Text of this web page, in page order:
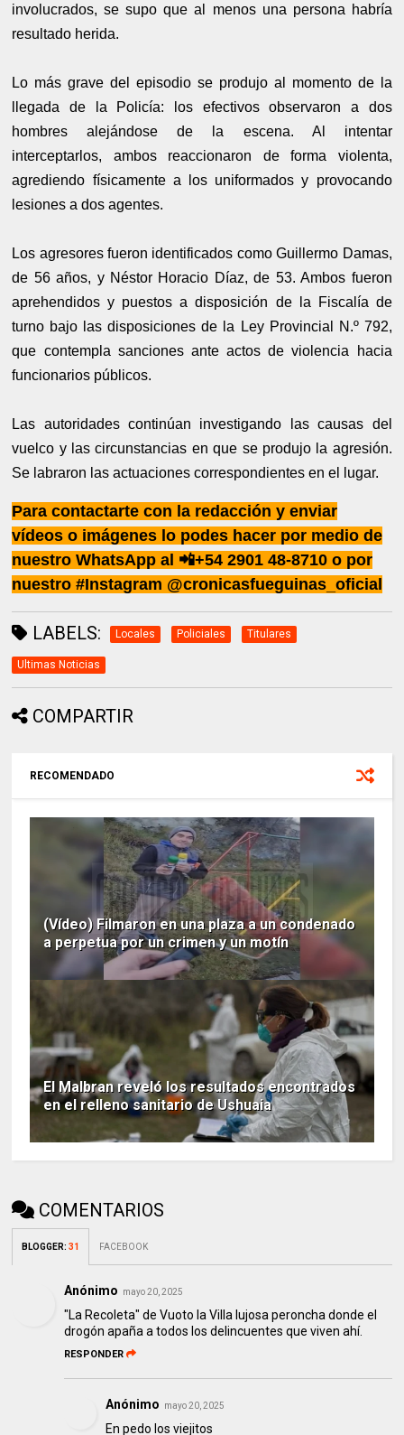
involucrados, se supo que al menos una persona habría
resultado herida.
Lo más grave del episodio se produjo al momento de la
llegada de la Policía: los efectivos observaron a dos
hombres alejándose de la escena. Al intentar
interceptarlos, ambos reaccionaron de forma violenta,
agrediendo físicamente a los uniformados y provocando
lesiones a dos agentes.
Los agresores fueron identificados como Guillermo Damas,
de 56 años, y Néstor Horacio Díaz, de 53. Ambos fueron
aprehendidos y puestos a disposición de la Fiscalía de
turno bajo las disposiciones de la Ley Provincial N.º 792,
que contempla sanciones ante actos de violencia hacia
funcionarios públicos.
Las autoridades continúan investigando las causas del
vuelco y las circunstancias en que se produjo la agresión.
Se labraron las actuaciones correspondientes en el lugar.
Para contactarte con la redacción y enviar
vídeos o imágenes lo podes hacer por medio de
nuestro WhatsApp al 📲+54 2901 48-8710 o por
nuestro #Instagram @cronicasfueguinas_oficial
LABELS: Locales Policiales Titulares
Ultimas Noticias
COMPARTIR
RECOMENDADO
(Vídeo) Filmaron en una plaza a un condenado
a perpetua por un crimen y un motín
El Malbran reveló los resultados encontrados
en el relleno sanitario de Ushuaia
COMENTARIOS
BLOGGER:31 FACEBOOK
Anónimo mayo 20, 2025
"La Recoleta" de Vuoto la Villa lujosa peroncha donde el
drogón apaña a todos los delincuentes que viven ahí.
RESPONDER
Anónimo mayo 20, 2025
En pedo los viejitos